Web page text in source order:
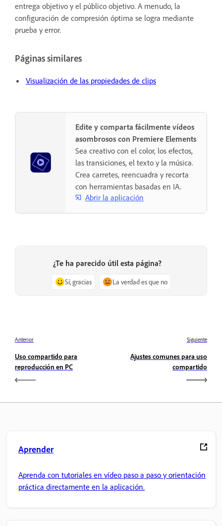
entrega objetivo y el público objetivo. A menudo, la
configuración de compresión óptima se logra mediante
prueba y error.
Páginas similares
Visualización de las propiedades de clips
Edite y comparta fácilmente vídeos
asombrosos con Premiere Elements
Sea creativo con el color, los efectos,
las transiciones, el texto y la música.
Crea carretes, reencuadra y recorta
con herramientas basadas en IA.
Abrir la aplicación
¿Te ha parecido útil esta página?
Sí, gracias La verdad es que no
Anterior
Uso compartido para
reproducción en PC
Siguiente
Ajustes comunes para uso
compartido
Aprender
Aprenda con tutoriales en vídeo paso a paso y orientación
práctica directamente en la aplicación.